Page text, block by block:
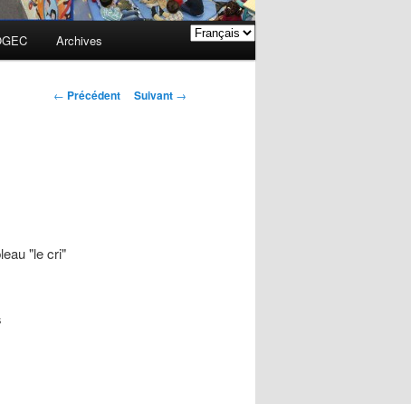
Archives
Navigation des
← Précédent Suivant →
"le cri"